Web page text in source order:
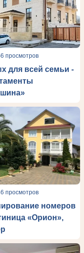
просмотров
для всей семьи -
просмотров
номеров
«Орион»,